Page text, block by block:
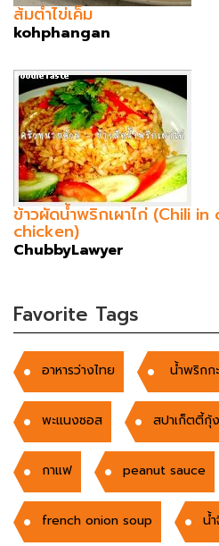
ส้มตำไข่เค็ม
kohphangan
ข้าวผัดน้ำพริกเผาไก่ (Chili
chicken)
ChubbyLawyer
Favorite Tags
อาหารว่างไทย น้ำพริกก
พะแนงซอส สปาเก็ตตี้กุ้
กาแฟ peanut sauce
french onion soup น้